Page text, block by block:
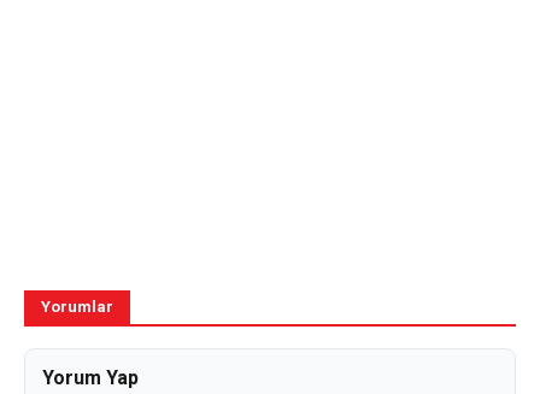
Yorumlar
Yorum Yap